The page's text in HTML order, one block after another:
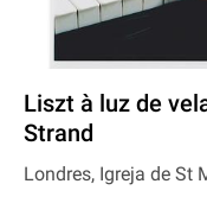
Liszt à luz de
Strand
Londres, Igreja de St